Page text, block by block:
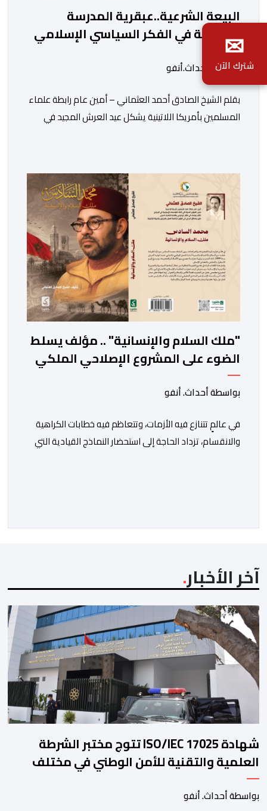
البيعة الشرعية..عبقرية المدرسة
المغربية في الفكر السياسي الإسلامي
بواسطة أحداث.أنفو
بقلم الشيخ الصادق أحمد العثماني – أمين عام رابطة علماء
المسلمين بأمريكا اللاتينية يشكل عيد العرش المجيد في
معاني الوفاء والالتحام بين العرش والشعب، ويُستحضر من
خلالها واحد من أعرق النظم السياسية في العالم الإسلامي،
وهو نظام البيعة […]
"ملك السلام والإنسانية" .. مؤلف يسلط
الضوء على المشروع الإصلاحي الملكي
بواسطة أحداث. أنفو
في عالمٍ تتنازع فيه الأزمات، وتتعاظم فيه خطابات الكراهية
والانقسام، تزداد الحاجة إلى استحضار النماذج القيادية التي
تجربة ملكٍ استطاع أن يجعل […]
آخر الأخبار
شهادة ISO/IEC 17025 تتوج مختبر الشرطة
العلمية والتقنية للأمن الوطني في مختلف
الخبرات الجنائية
بواسطة أحداث. أنفو
✉
شترك الآن